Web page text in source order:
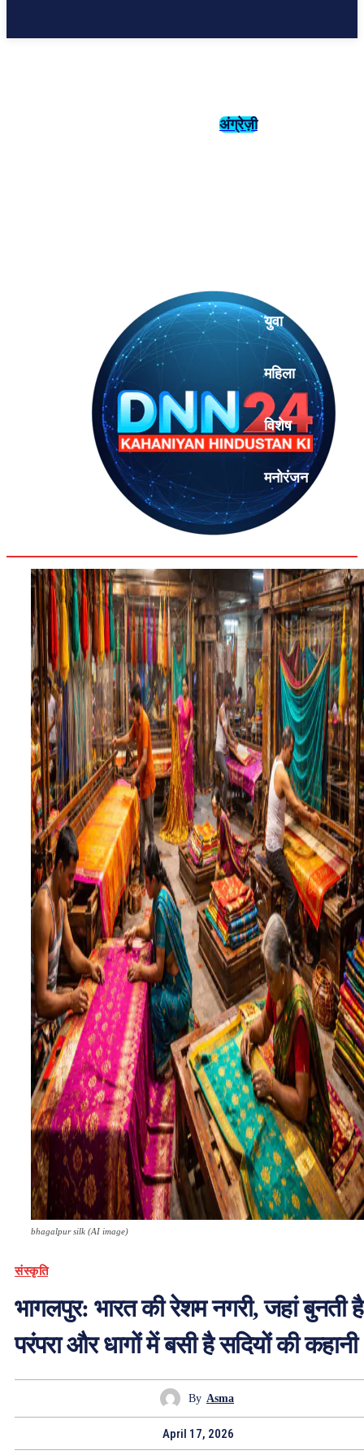
अंग्रेज़ी
युवा
महिला
विशेष
मनोरंजन
bhagalpur silk (AI image)
संस्कृति
भागलपुर: भारत की रेशम नगरी, जहां बुनती है
परंपरा और धागों में बसी है सदियों की कहानी
By Asma
April 17, 2026